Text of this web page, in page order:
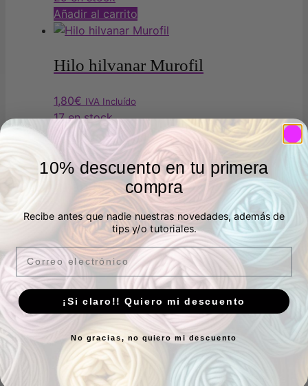
elegir
la
página
Añadir al carrito
Hilo hilvanar Murofil
1,80€ IVA Incluído
17 en stock
Añadir al carrito
Imán herradura Prym
5,30€ IVA Incluído
1 en stock
Añadir al carrito
Siguiendo el hilo
Tienda de telas y lanas en Madrid
Tienda autorizada Katia
10% descuento en tu primera
compra
Recibe antes que nadie nuestras novedades, además de
tips y/o tutoriales.
Email
¡Si claro!! Quiero mi descuento
No gracias, no quiero mi descuento